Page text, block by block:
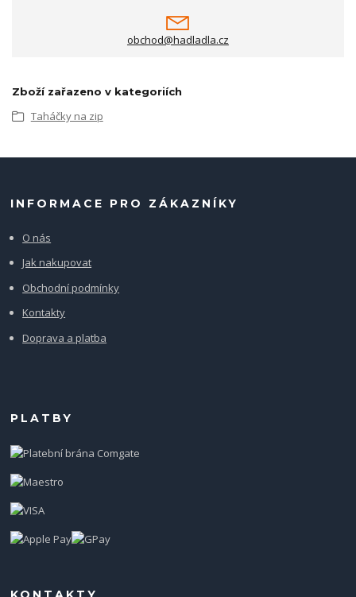
obchod@hadladla.cz
Zboží zařazeno v kategoriích
Taháčky na zip
INFORMACE PRO ZÁKAZNÍKY
O nás
Jak nakupovat
Obchodní podmínky
Kontakty
Doprava a platba
PLATBY